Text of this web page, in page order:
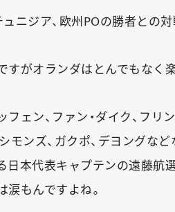
ュニジア、欧州POの勝者との
すがオランダはとんでもなく
ェン、ファン・ダイク、フリ
シモンズ、ガクポ、デヨング
日本代表キャプテンの遠藤航
涙もんですよね。